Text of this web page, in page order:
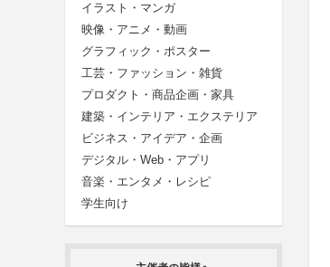
イラスト・マンガ
映像・アニメ・動画
グラフィック・ポスター
工芸・ファッション・雑貨
プロダクト・商品企画・家具
建築・インテリア・エクステリア
ビジネス・アイデア・企画
デジタル・Web・アプリ
音楽・エンタメ・レシピ
学生向け